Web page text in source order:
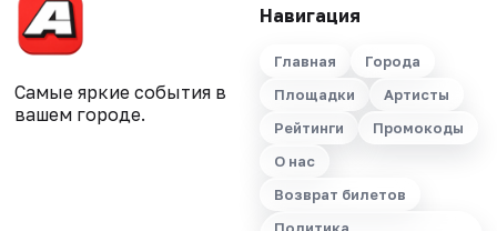
Самые яркие события в
вашем городе.
Навигация
Главная
Города
Площадки
Артисты
Рейтинги
Промокоды
О нас
Возврат билетов